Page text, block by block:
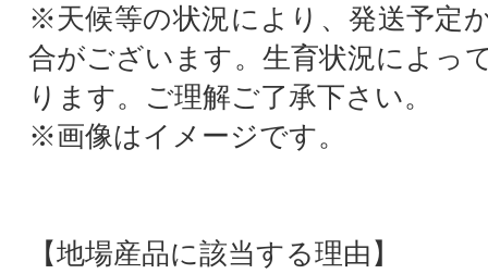
※天候等の状況により、発送予定
合がございます。生育状況によっ
ります。ご理解ご了承下さい。
※画像はイメージです。
【地場産品に該当する理由】